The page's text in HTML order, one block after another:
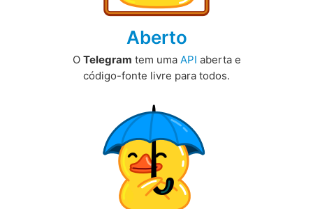
Aberto
O Telegram tem uma API aberta e
código-fonte livre para todos.